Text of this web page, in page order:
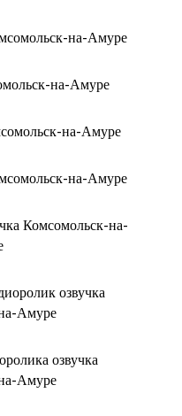
на-Амуре
на-Амуре
на-Амуре
на-Амуре
Комсомольск-на-
озвучка
Амуре
озвучка
Амуре